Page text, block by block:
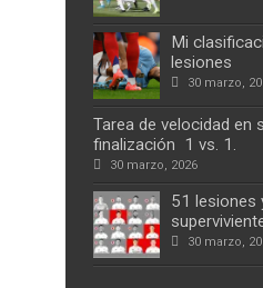
Mi
lesiones
30 marzo,
Tarea de velocidad en
finalización 1 vs. 1.
30 marzo, 2026
51 lesiones
30 marzo,